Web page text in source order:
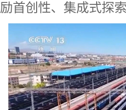
励首创性、集成式探索